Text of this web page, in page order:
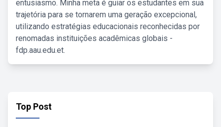
entusiasmo. Minha meta é guiar os estudantes em sua
trajetória para se tornarem uma geração excepcional,
utilizando estratégias educacionais reconhecidas por
renomadas instituições acadêmicas globais -
fdp.aau.edu.et.
Top Post